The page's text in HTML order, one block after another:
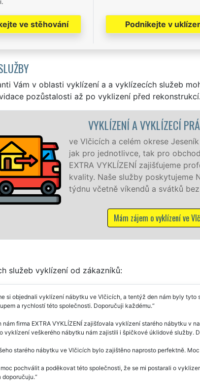
ve stěhování Podnikejte v
Vám v oblasti vyklízení a a vyklízecích služeb
pozůstalosti až po vyklizení před rekonstrukcí.
VYKLÍZECÍ PRÁCE VLČICE
okrese Jeseník zajišťujeme služby vyklízení, a to
tak pro obchodní společnosti. Pod značkou sítě
zajišťujeme profesionální a kvalitní servis se zárukou
poskytujeme NON-STOP 24 hodin denně, 7 dní v
a svátků bez příplatků.
služeb vyklízení od zákazníků:
si objednali vyklízení nábytku ve Vlčicích, a tentýž den nám byly
a rychlostí této společnosti. Doporučuji každému.
nám firma EXTRA VYKLÍZENÍ zajišťovala vyklízení starého nábytku v
vyklízení veškerého nábytku nám zajistili i špičkové úklidové služby.
starého nábytku ve Vlčicích bylo zajištěno naprosto perfektně.
pochválit a poděkovat této společnosti, že se mi postarali o
doporučuju.